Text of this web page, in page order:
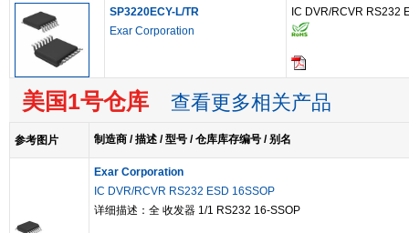
SP3220ECY-L/TR
Exar Corporation
IC DVR/RCVR RS232
美国1号仓库 查看更多相关产品
参考图片 制造商 / 描述 / 型号 / 仓库库存编号 / 别名
Exar Corporation
IC DVR/RCVR RS232 ESD 16SSOP
详细描述：全 收发器 1/1 RS232 16-SSOP